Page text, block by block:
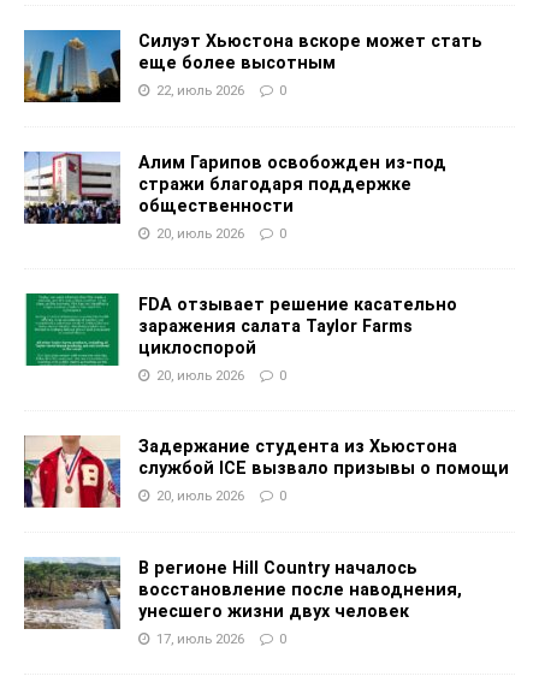
Силуэт Хьюстона вскоре может стать
еще более высотным
22, июль 2026 0
Алим Гарипов освобожден из-под
стражи благодаря поддержке
общественности
20, июль 2026 0
FDA отзывает решение касательно
заражения салата Taylor Farms
циклоспорой
20, июль 2026 0
Задержание студента из Хьюстона
службой ICE вызвало призывы о помощи
20, июль 2026 0
В регионе Hill Country началось
восстановление после наводнения,
унесшего жизни двух человек
17, июль 2026 0